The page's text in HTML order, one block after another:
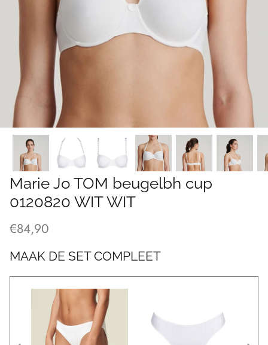
Marie Jo TOM beugelbh cup
0120820 WIT WIT
€84,90
MAAK DE SET COMPLEET